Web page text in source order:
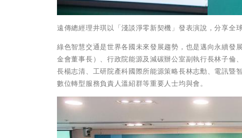
遠傳總經理井琪以「淺談淨零新契機」發表演說，分享全
綠色智慧交通是世界各國未來發展趨勢，也是邁向永續發
金會董事長）、行政院能源及減碳辦公室副執行長林子倫
長楊志清、工研院產科國際所能源策略長林志勳、電訊暨
數位轉型服務負責人溫紹群等重要人士均與會。